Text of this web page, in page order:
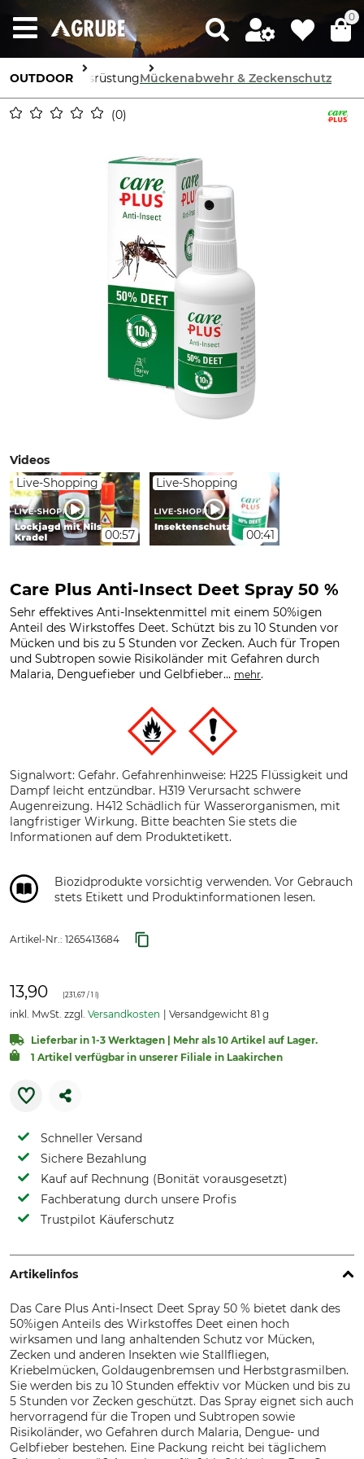
0
OUTDOOR AusrüstungMückenabwehr & Zeckenschutz
0
Videos
Live-Shopping
00:57
Live-Shopping
00:41
Care Plus Anti-Insect Deet Spray 50 %
Sehr effektives Anti-Insektenmittel mit einem 50%igen
Anteil des Wirkstoffes Deet. Schützt bis zu 10 Stunden vor
Mücken und bis zu 5 Stunden vor Zecken. Auch für Tropen
und Subtropen sowie Risikoländer mit Gefahren durch
Malaria, Denguefieber und Gelbfieber... mehr.
Signalwort: Gefahr. Gefahrenhinweise: H225 Flüssigkeit und
Dampf leicht entzündbar. H319 Verursacht schwere
Augenreizung. H412 Schädlich für Wasserorganismen, mit
langfristiger Wirkung. Bitte beachten Sie stets die
Informationen auf dem Produktetikett.
Biozidprodukte vorsichtig verwenden. Vor Gebrauch
stets Etikett und Produktinformationen lesen.
Artikel-Nr.: 1265413684
13,90 (231,67 / 1 l)
inkl. MwSt. zzgl. Versandkosten Versandgewicht 81 g
Lieferbar in 1-3 Werktagen | Mehr als 10 Artikel auf Lager.
1 Artikel verfügbar in unserer Filiale in Laakirchen
Schneller Versand
Sichere Bezahlung
Kauf auf Rechnung (Bonität vorausgesetzt)
Fachberatung durch unsere Profis
Trustpilot Käuferschutz
Artikelinfos
Das Care Plus Anti-Insect Deet Spray 50 % bietet dank des
50%igen Anteils des Wirkstoffes Deet einen hoch
wirksamen und lang anhaltenden Schutz vor Mücken,
Zecken und anderen Insekten wie Stallfliegen,
Kriebelmücken, Goldaugenbremsen und Herbstgrasmilben.
Sie werden bis zu 10 Stunden effektiv vor Mücken und bis zu
5 Stunden vor Zecken geschützt. Das Spray eignet sich auch
hervorragend für die Tropen und Subtropen sowie
Risikoländer, wo Gefahren durch Malaria, Dengue- und
Gelbfieber bestehen. Eine Packung reicht bei täglichem